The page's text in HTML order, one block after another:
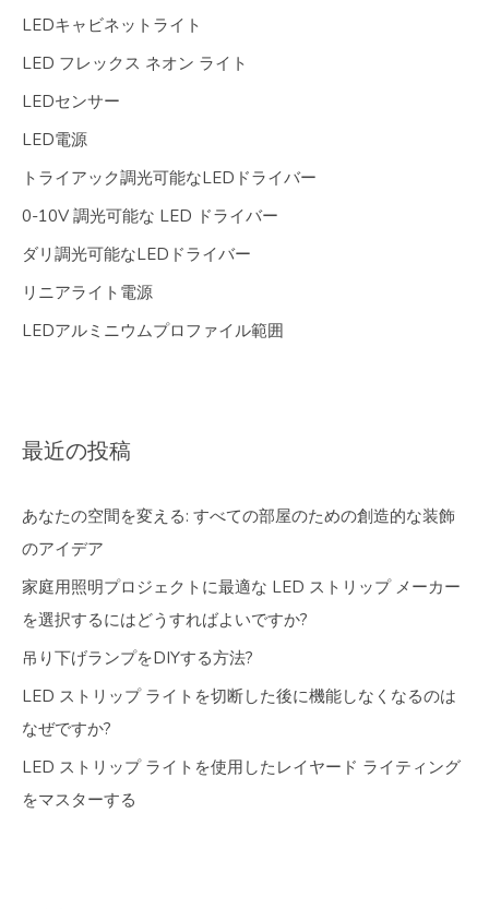
LEDキャビネットライト
LED フレックス ネオン ライト
LEDセンサー
LED電源
トライアック調光可能なLEDドライバー
0-10V 調光可能な LED ドライバー
ダリ調光可能なLEDドライバー
リニアライト電源
LEDアルミニウムプロファイル範囲
最近の投稿
あなたの空間を変える: すべての部屋のための創造的な装飾
のアイデア
家庭用照明プロジェクトに最適な LED ストリップ メーカー
を選択するにはどうすればよいですか?
吊り下げランプをDIYする方法?
LED ストリップ ライトを切断した後に機能しなくなるのは
なぜですか?
LED ストリップ ライトを使用したレイヤード ライティング
をマスターする